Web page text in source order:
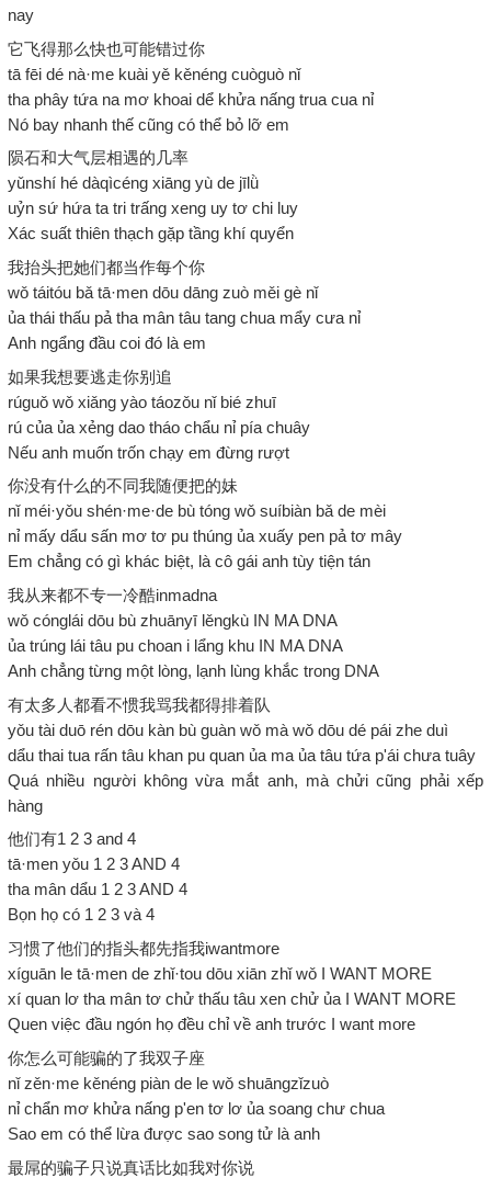
nay
它飞得那么快也可能错过你
tā fēi dé nà·me kuài yě kěnéng cuòguò nǐ
tha phây tứa na mơ khoai dể khửa nấng trua cua nỉ
Nó bay nhanh thế cũng có thể bỏ lỡ em
陨石和大气层相遇的几率
yǔnshí hé dàqìcéng xiāng yù de jīlǜ
uỷn sứ hứa ta tri trấng xeng uy tơ chi luy
Xác suất thiên thạch gặp tầng khí quyển
我抬头把她们都当作每个你
wǒ táitóu bǎ tā·men dōu dāng zuò měi gè nǐ
ủa thái thấu pả tha mân tâu tang chua mẩy cưa nỉ
Anh ngẩng đầu coi đó là em
如果我想要逃走你别追
rúguǒ wǒ xiǎng yào táozǒu nǐ bié zhuī
rú của ủa xẻng dao tháo chẩu nỉ pía chuây
Nếu anh muốn trốn chạy em đừng rượt
你没有什么的不同我随便把的妹
nǐ méi·yǒu shén·me·de bù tóng wǒ suíbiàn bǎ de mèi
nỉ mấy dẩu sấn mơ tơ pu thúng ủa xuấy pen pả tơ mây
Em chẳng có gì khác biệt, là cô gái anh tùy tiện tán
我从来都不专一冷酷inmadna
wǒ cónglái dōu bù zhuānyī lěngkù IN MA DNA
ủa trúng lái tâu pu choan i lẩng khu IN MA DNA
Anh chẳng từng một lòng, lạnh lùng khắc trong DNA
有太多人都看不惯我骂我都得排着队
yǒu tài duō rén dōu kàn bù guàn wǒ mà wǒ dōu dé pái zhe duì
dẩu thai tua rấn tâu khan pu quan ủa ma ủa tâu tứa p'ái chưa tuây
Quá nhiều người không vừa mắt anh, mà chửi cũng phải xếp
hàng
他们有1 2 3 and 4
tā·men yǒu 1 2 3 AND 4
tha mân dẩu 1 2 3 AND 4
Bọn họ có 1 2 3 và 4
习惯了他们的指头都先指我iwantmore
xíguān le tā·men de zhǐ·tou dōu xiān zhǐ wǒ I WANT MORE
xí quan lơ tha mân tơ chử thấu tâu xen chử ủa I WANT MORE
Quen việc đầu ngón họ đều chỉ về anh trước I want more
你怎么可能骗的了我双子座
nǐ zěn·me kěnéng piàn de le wǒ shuāngzǐzuò
nỉ chẩn mơ khửa nấng p'en tơ lơ ủa soang chư chua
Sao em có thể lừa được sao song tử là anh
最屌的骗子只说真话比如我对你说